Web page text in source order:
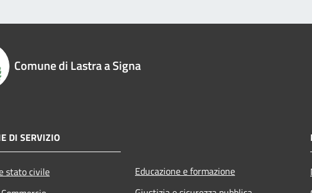
Comune di Lastra a Signa
DI SERVIZIO
stato civile
Educazione e formazione